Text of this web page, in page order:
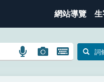
網站導覽 生
語
搜
圖
搜
開
鍵
詞